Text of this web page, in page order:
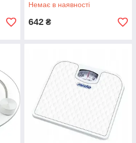
Немає в наявності
642 ₴